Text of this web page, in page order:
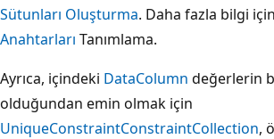
Sütunları Oluşturma. Daha fazla bilgi
Anahtarları Tanımlama.
Ayrıca, içindeki DataColumn değerlerin
olduğundan emin olmak için
UniqueConstraintConstraintCollection,